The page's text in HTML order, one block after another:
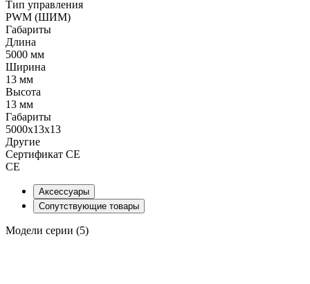
Тип управления
PWM (ШИМ)
Габариты
Длина
5000 мм
Ширина
13 мм
Высота
13 мм
Габариты
5000x13x13
Другие
Сертификат CE
CE
Аксессуары
Сопутствующие товары
Модели серии (5)